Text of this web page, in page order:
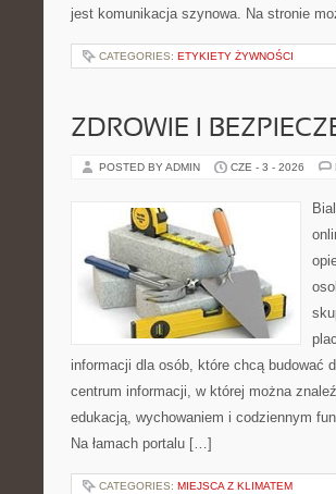
jest komunikacja szynowa. Na stronie
CATEGORIES: ETYKIETY ŻYWNOŚCI
ZDROWIE I
POSTED BY ADMIN CZE - 3 - 2026
informacji dla osób, które chcą budować
centrum informacji, w której można
edukacją, wychowaniem i codziennym
Na łamach portalu […]
CATEGORIES: MIEJSCA Z KLIMATEM